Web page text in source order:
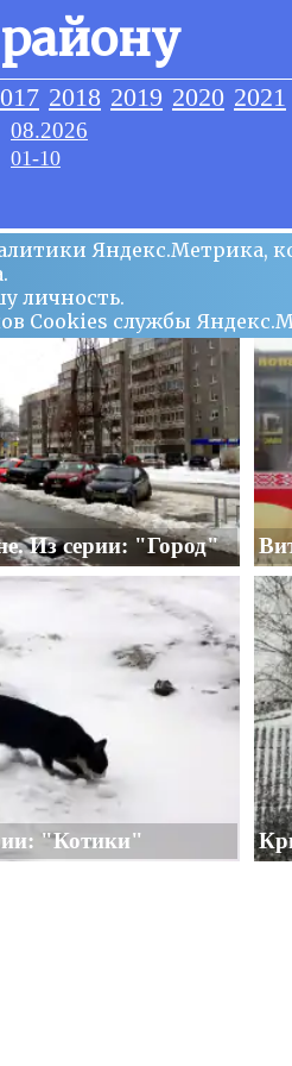
2018 2019 2020 2021
08.2026
01-10
Яндекс.Метрика,
личность.
Сookies службы
Из серии: "Город"
"Котики"